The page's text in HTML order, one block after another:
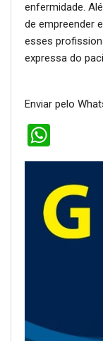
enfermidade.
de empreender
esses
expressa do
Enviar pelo